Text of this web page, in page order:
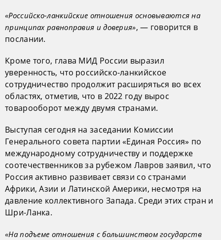
«Российско-ланкийские отношения основываются на
принципах равноправия и доверия», — говорится в
послании.
Кроме того, глава МИД России выразил
уверенность, что российско-ланкийское
сотрудничество продолжит расширяться во всех
областях, отметив, что в 2022 году вырос
товарооборот между двумя странами.
Выступая сегодня на заседании Комиссии
Генерального совета партии «Единая Россия» по
международному сотрудничеству и поддержке
соотечественников за рубежом Лавров заявил, что
Россия активно развивает связи со странами
Африки, Азии и Латинской Америки, несмотря на
давление коллективного Запада. Среди этих стран и
Шри-Ланка.
«На подъеме отношения с большинством государств